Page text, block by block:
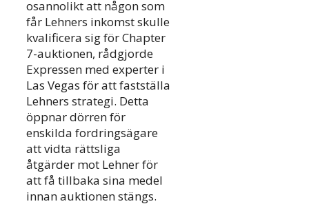
osannolikt att någon som
får Lehners inkomst skulle
kvalificera sig för Chapter
7-auktionen, rådgjorde
Expressen med experter i
Las Vegas för att fastställa
Lehners strategi. Detta
öppnar dörren för
enskilda fordringsägare
att vidta rättsliga
åtgärder mot Lehner för
att få tillbaka sina medel
innan auktionen stängs.